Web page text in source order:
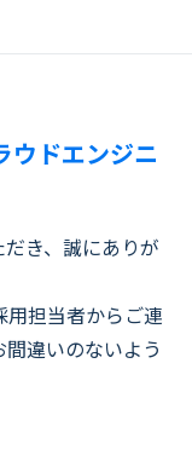
ウドエンジニ
き、誠にありが
担当者からご連
違いのないよう